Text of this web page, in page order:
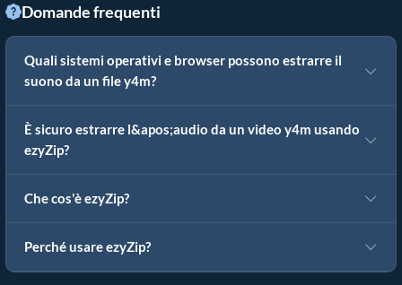
Domande frequenti
Quali sistemi operativi e browser possono estrarre il
suono da un file y4m?
È sicuro estrarre l&apos;audio da un video y4m usando
ezyZip?
Che cos'è ezyZip?
Perché usare ezyZip?